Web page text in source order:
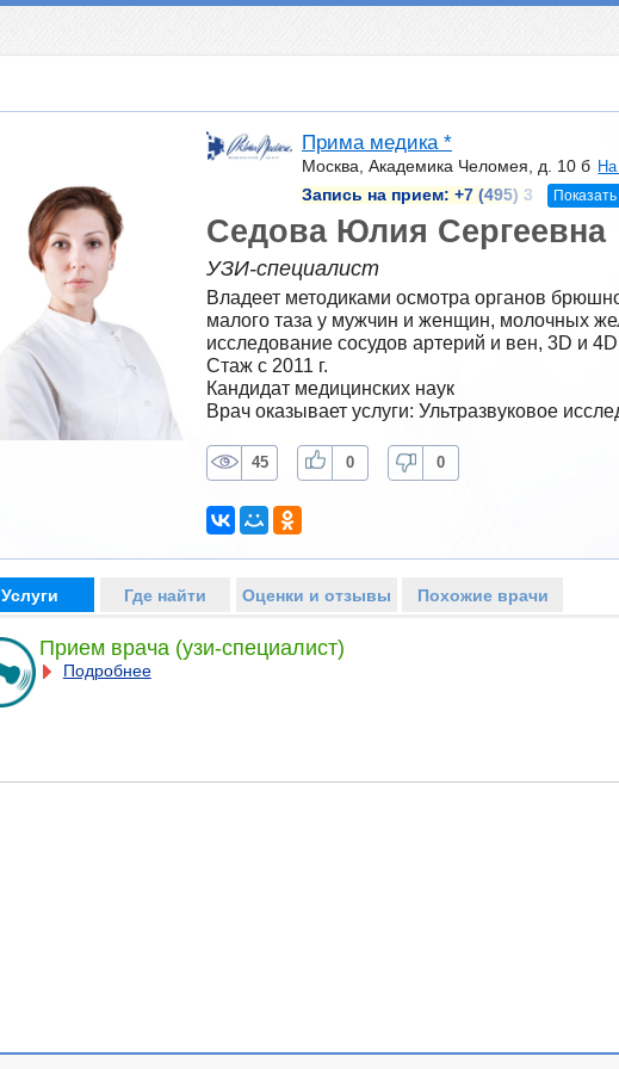
Прима медика *
Москва, Академика Челомея, д. 10 б На
Запись на прием: +7 (495) 3
Седова Юлия Сергеевна
УЗИ-специалист
Владеет методиками осмотра органов
малого таза у мужчин и женщин, молочных
исследование сосудов артерий и вен, 3D и
Стаж с 2011 г.
Кандидат медицинских наук
Врач оказывает услуги: Ультразвуковое
45 0 0
Услуги Где найти Оценки и отзывы Похожие врачи
Прием врача (узи-специалист)
Подробнее